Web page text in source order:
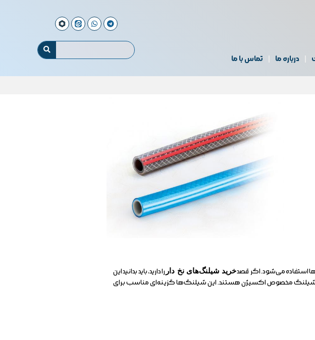
درباره ما تماس با ما
استفاده می‌شود. اگر قصدخرید شیلنگ‌های نخ دار را دارید، باید بدانید این
شیلنگ مخصوص اکسیژن هستند. این شیلنگ‌ها گزینه‌ای مناسب برای